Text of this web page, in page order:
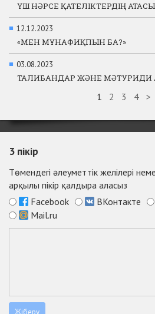
ҮШ НӘРСЕ ҚАТЕЛІКТЕРДІҢ АТАСЫ
■ 12.12.2023
«МЕН МҰНАФИҚПЫН БА?»
■ 03.08.2023
ТАЛИБАНДАР ЖӘНЕ МӘТУРИДИ
1 2 3 4 >
3 пікір
Төмендегі әлеуметтік желілері
арқылы пікір қалдыра аласыз
Facebook
ВКонтакте
Mail.ru